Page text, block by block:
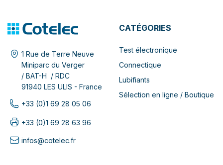
1 Rue de Terre Neuve
Miniparc du Verger
/ BAT-H / RDC
91940 LES ULIS - France
+33 (0)1 69 28 05 06
+33 (0)1 69 28 63 96
infos@cotelec.fr
CATÉGORIES
Test électronique
Connectique
Lubifiants
Sélection en ligne / Boutique